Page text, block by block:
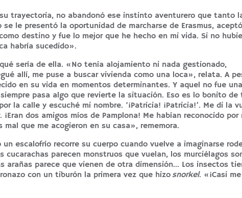
trayectoria, no abandonó ese instinto aventurero que tanto
le presentó la oportunidad de marcharse de Erasmus,
destino y fue lo mejor que he hecho en mi vida. Si no
habría sucedido».
sería de ella. «No tenía alojamiento ni nada gestionado,
allí, me puse a buscar vivienda como una loca», relata. A
en su vida en momentos determinantes. Y aquel no fue una
pasa algo que revierte la situación. Eso es lo bonito de
la calle y escuché mi nombre. ‘¡Patricia! ¡Patricia!’. Me di la
dos amigos míos de Pamplona! Me habían reconocido por
que me acogieron en su casa», rememora.
escalofrío recorre su cuerpo cuando vuelve a imaginarse
parecen monstruos que vuelan, los murciélagos
arañas parece que vienen de otra dimensión… Los insectos
con un tiburón la primera vez que hizo snorkel. «¡Casi me